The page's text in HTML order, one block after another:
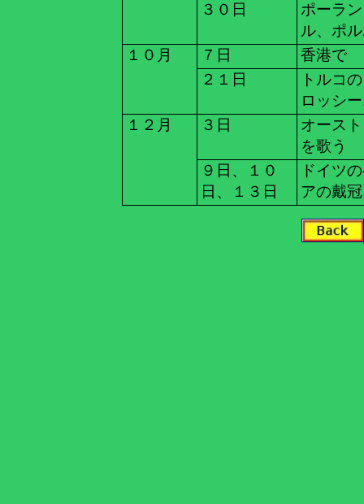
３０日
ポーラ
ル、ポ
１０月
７日
香港で
２１日
トルコ
ロッシ
１２月
３日
オース
を歌う
９日、１０
日、１３日
ドイツ
アの戴